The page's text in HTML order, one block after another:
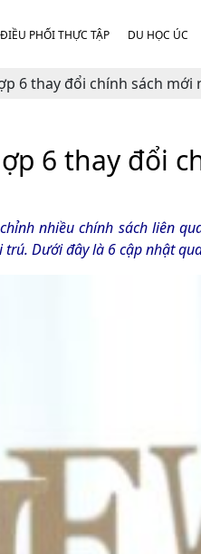
ĐIỀU PHỐI THỰC TẬP DU HỌC ÚC
6 thay đổi chính sách mới
6 thay đổi
nhiều chính sách liên
Dưới đây là 6 cập nhật